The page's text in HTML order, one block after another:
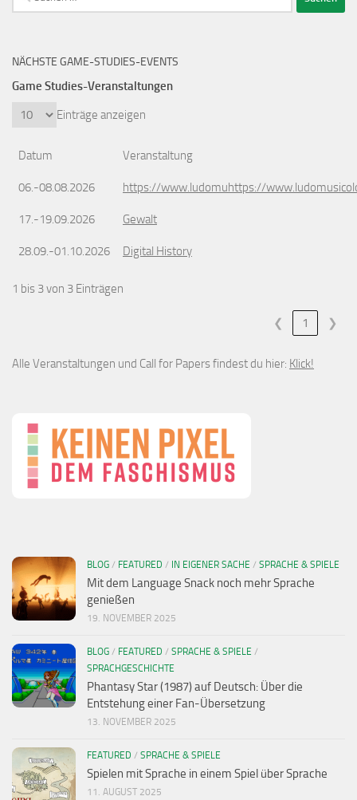
nach:
NÄCHSTE GAME-STUDIES-EVENTS
Game Studies-Veranstaltungen
Einträge anzeigen
Datum Veranstaltung
06.-08.08.2026 https://www.ludomuhttps://
17.-19.09.2026 Gewalt
28.09.-01.10.2026 Digital History
1 bis 3 von 3 Einträgen
❮ 1 ❯
Alle Veranstaltungen und Call for Papers findest du hier: Klick!
BLOG / FEATURED / IN EIGENER SACHE / SPRACHE & SPIELE
Mit dem Language Snack noch mehr Sprache
genießen
19. NOVEMBER 2025
BLOG / FEATURED / SPRACHE & SPIELE /
SPRACHGESCHICHTE
Phantasy Star (1987) auf Deutsch: Über die
Entstehung einer Fan-Übersetzung
13. NOVEMBER 2025
FEATURED / SPRACHE & SPIELE
Spielen mit Sprache in einem Spiel über Sprache
11. AUGUST 2025